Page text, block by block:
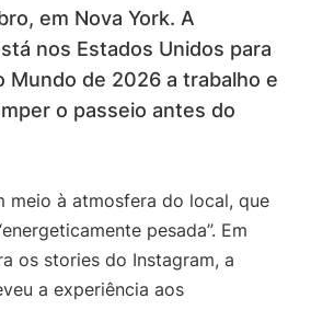
em Nova York. A
nos Estados Unidos para
Mundo de 2026 a trabalho e
o passeio antes do
meio à atmosfera do local, que
pesada”. Em
os stories do Instagram, a
a experiência aos